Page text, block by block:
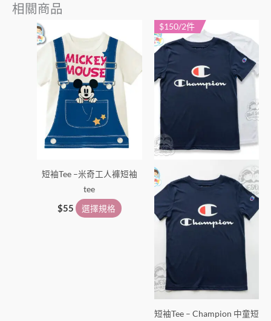
相關商品
短袖Tee –米奇工人褲短袖
tee
$55 選擇規格
產
多
種
式。
可
產
頁
$150/2件
短袖Tee – Champion 中童短
產
品
多
款
式。
可
產
品
頁
面
選
擇
選